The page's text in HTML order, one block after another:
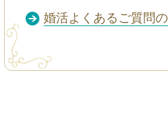
婚活よくあるご質問